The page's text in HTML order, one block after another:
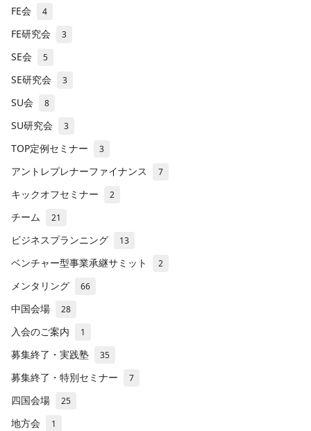
FE会 4
FE研究会 3
SE会 5
SE研究会 3
SU会 8
SU研究会 3
TOP定例セミナー 3
アントレプレナーファイナンス 7
キックオフセミナー 2
チーム 21
ビジネスプランニング 13
ベンチャー型事業承継サミット 2
メンタリング 66
中国会場 28
入会のご案内 1
募集終了・実践塾 35
募集終了・特別セミナー 7
四国会場 25
地方会 1